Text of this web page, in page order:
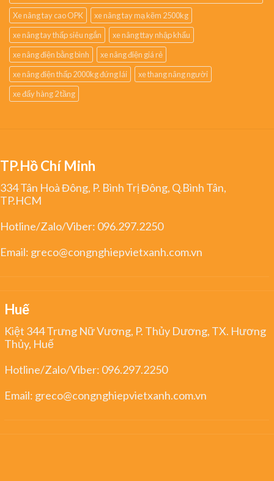
Xe nâng tay cao OPK
xe nâng tay mạ kẽm 2500kg
xe nâng tay thấp siêu ngắn
xe nâng ttay nhập khẩu
xe nâng điện bằng bình
xe nâng điện giá rẻ
xe nâng điện thấp 2000kg đứng lái
xe thang nâng người
xe đẩy hàng 2 tầng
TP.Hồ Chí Minh
334 Tân Hoà Đông, P. Bình Trị Đông, Q.Bình Tân,
TP.HCM
Hotline/Zalo/Viber: 096.297.2250
Email: greco@congnghiepvietxanh.com.vn
Huế
Kiệt 344 Trưng Nữ Vương, P. Thủy Dương, TX. Hương
Thủy, Huế
Hotline/Zalo/Viber: 096.297.2250
Email: greco@congnghiepvietxanh.com.vn